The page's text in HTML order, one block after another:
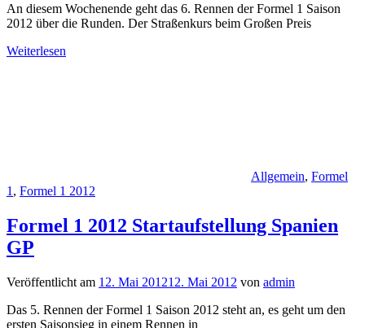
An diesem Wochenende geht das 6. Rennen der Formel 1 Saison
2012 über die Runden. Der Straßenkurs beim Großen Preis
Weiterlesen
Allgemein, Formel
1 , Formel 1 2012
Formel 1 2012 Startaufstellung Spanien
GP
Veröffentlicht am 12. Mai 201212. Mai 2012 von admin
Das 5. Rennen der Formel 1 Saison 2012 steht an, es geht um den
ersten Saisonsieg in einem Rennen in